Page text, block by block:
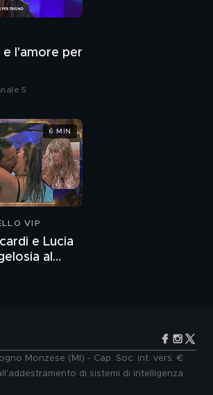
e l'amore per
5
VIP
e Lucia
al
6 MIN
Monzese (MI) - Cap. Soc. int. vers. €
di sistemi di intelligenza